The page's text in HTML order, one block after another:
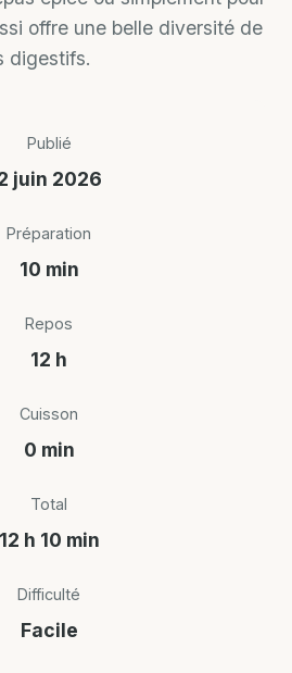
offre une belle diversité de
digestifs.
Publié
juin 2026
Préparation
10 min
Repos
12 h
Cuisson
0 min
Total
12 h 10 min
Difficulté
Facile